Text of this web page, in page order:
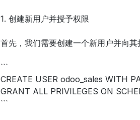
1. 创建新用户并授予权限
首先，我们需要创建一个新用户并向
```
CREATE USER odoo_sales WITH
GRANT ALL PRIVILEGES ON
```